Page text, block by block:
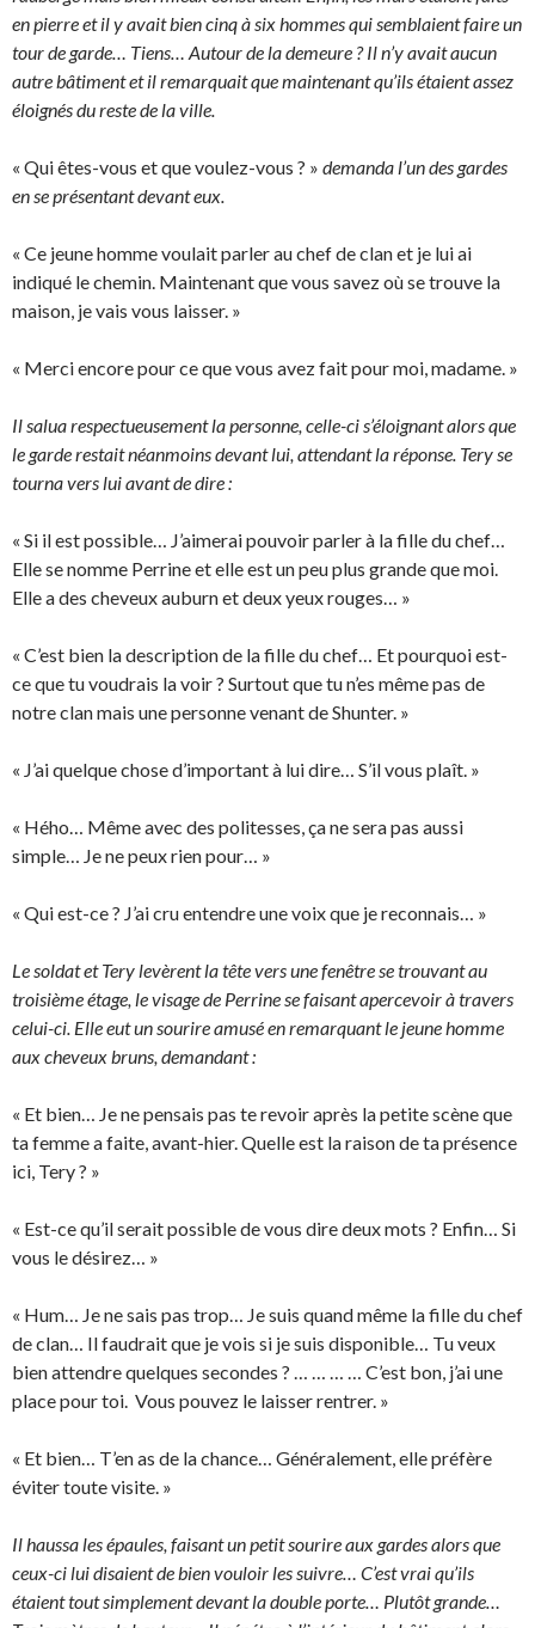
en pierre et il y avait bien cinq à six hommes qui semblaient faire un
tour de garde… Tiens… Autour de la demeure ? Il n’y avait aucun
autre bâtiment et il remarquait que maintenant qu’ils étaient assez
éloignés du reste de la ville.
« Qui êtes-vous et que voulez-vous ? » demanda l’un des gardes
en se présentant devant eux.
« Ce jeune homme voulait parler au chef de clan et je lui ai
indiqué le chemin. Maintenant que vous savez où se trouve la
maison, je vais vous laisser. »
« Merci encore pour ce que vous avez fait pour moi, madame. »
Il salua respectueusement la personne, celle-ci s’éloignant alors que
le garde restait néanmoins devant lui, attendant la réponse. Tery se
tourna vers lui avant de dire :
« Si il est possible… J’aimerai pouvoir parler à la fille du chef…
Elle se nomme Perrine et elle est un peu plus grande que moi.
Elle a des cheveux auburn et deux yeux rouges… »
« C’est bien la description de la fille du chef… Et pourquoi est-
ce que tu voudrais la voir ? Surtout que tu n’es même pas de
notre clan mais une personne venant de Shunter. »
« J’ai quelque chose d’important à lui dire… S’il vous plaît. »
« Hého… Même avec des politesses, ça ne sera pas aussi
simple… Je ne peux rien pour… »
« Qui est-ce ? J’ai cru entendre une voix que je reconnais… »
Le soldat et Tery levèrent la tête vers une fenêtre se trouvant au
troisième étage, le visage de Perrine se faisant apercevoir à travers
celui-ci. Elle eut un sourire amusé en remarquant le jeune homme
aux cheveux bruns, demandant :
« Et bien… Je ne pensais pas te revoir après la petite scène que
ta femme a faite, avant-hier. Quelle est la raison de ta présence
ici, Tery ? »
« Est-ce qu’il serait possible de vous dire deux mots ? Enfin… Si
vous le désirez… »
« Hum… Je ne sais pas trop… Je suis quand même la fille du chef
de clan… Il faudrait que je vois si je suis disponible… Tu veux
bien attendre quelques secondes ? … … … … C’est bon, j’ai une
place pour toi. Vous pouvez le laisser rentrer. »
« Et bien… T’en as de la chance… Généralement, elle préfère
éviter toute visite. »
Il haussa les épaules, faisant un petit sourire aux gardes alors que
ceux-ci lui disaient de bien vouloir les suivre… C’est vrai qu’ils
étaient tout simplement devant la double porte… Plutôt grande…